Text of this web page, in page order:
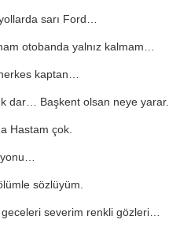
sarı Ford…
otobanda yalnız kalmam…
kaptan…
dar… Başkent olsan neye yarar.
Hastam çok.
sözlüyüm.
severim renkli gözleri…